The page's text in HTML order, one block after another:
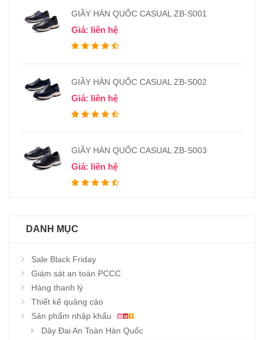
GIẦY HÀN QUỐC CASUAL ZB-S001
Giá: liên hệ
GIẦY HÀN QUỐC CASUAL ZB-S002
Giá: liên hệ
GIẦY HÀN QUỐC CASUAL ZB-S003
Giá: liên hệ
DANH MỤC
Sale Black Friday
Giám sát an toàn PCCC
Hàng thanh lý
Thiết kế quảng cáo
Sản phẩm nhập khẩu
Dây Đai An Toàn Hàn Quốc